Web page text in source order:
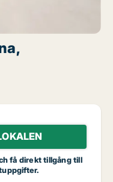
få direkt tillgång till